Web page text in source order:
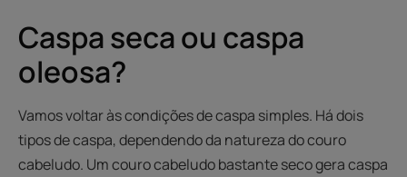
Caspa seca ou caspa
oleosa?
Vamos voltar às condições de caspa simples. Há dois
tipos de caspa, dependendo da natureza do couro
cabeludo. Um couro cabeludo bastante seco gera caspa